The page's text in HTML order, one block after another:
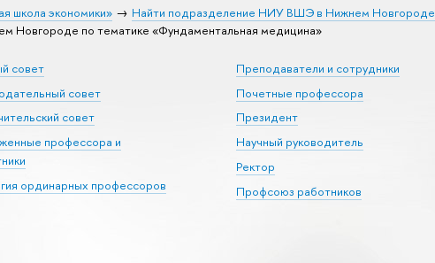
школа экономики» Найти подразделение НИУ ВШЭ в Нижнем Новгороде
по тематике «Фундаментальная медицина»
совет
совет
совет
профессора и
ординарных профессоров
Преподаватели и сотрудники
Почетные профессора
Президент
Научный руководитель
Ректор
Профсоюз работников